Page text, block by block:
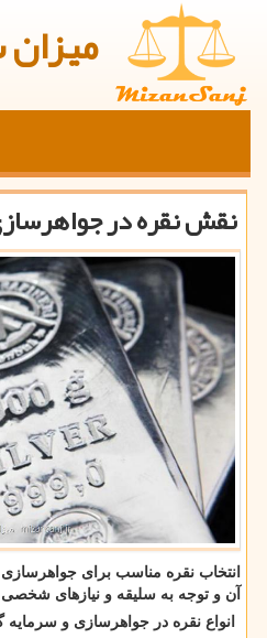
نقش نقره در
انتخاب نقره مناسب برای جواهرسازی
آن و توجه به سلیقه و نیازهای
انواع نقره در جواهر سازی و سرمایه